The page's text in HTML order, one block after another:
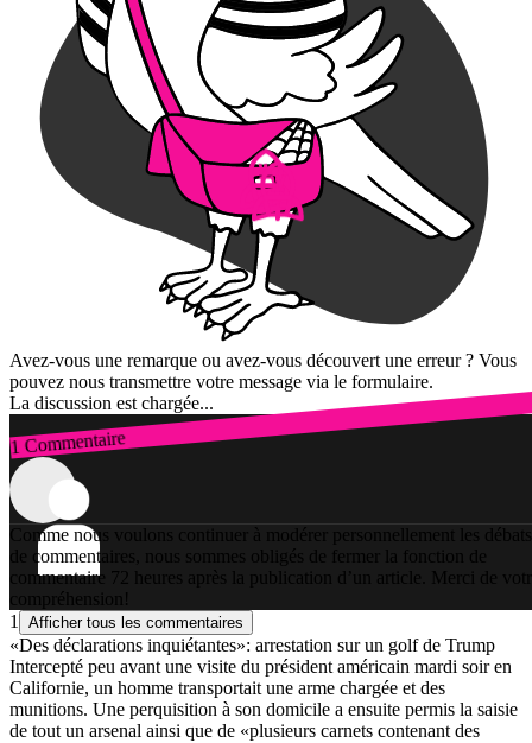
Avez-vous une remarque ou avez-vous découvert une erreur ? Vous
pouvez nous transmettre votre message via le formulaire.
La discussion est chargée...
1 Commentaire
Connexion
Comme nous voulons continuer à modérer personnellement les débats
de commentaires, nous sommes obligés de fermer la fonction de
commentaire 72 heures après la publication d’un article. Merci de
compréhension!
1
Afficher tous les commentaires
«Des déclarations inquiétantes»: arrestation sur un golf de Trump
Intercepté peu avant une visite du président américain mardi soir en
Californie, un homme transportait une arme chargée et des
munitions. Une perquisition à son domicile a ensuite permis la saisie
de tout un arsenal ainsi que de «plusieurs carnets contenant des